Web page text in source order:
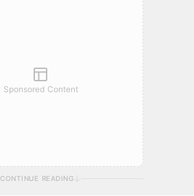
Sponsored Content
CONTINUE READING